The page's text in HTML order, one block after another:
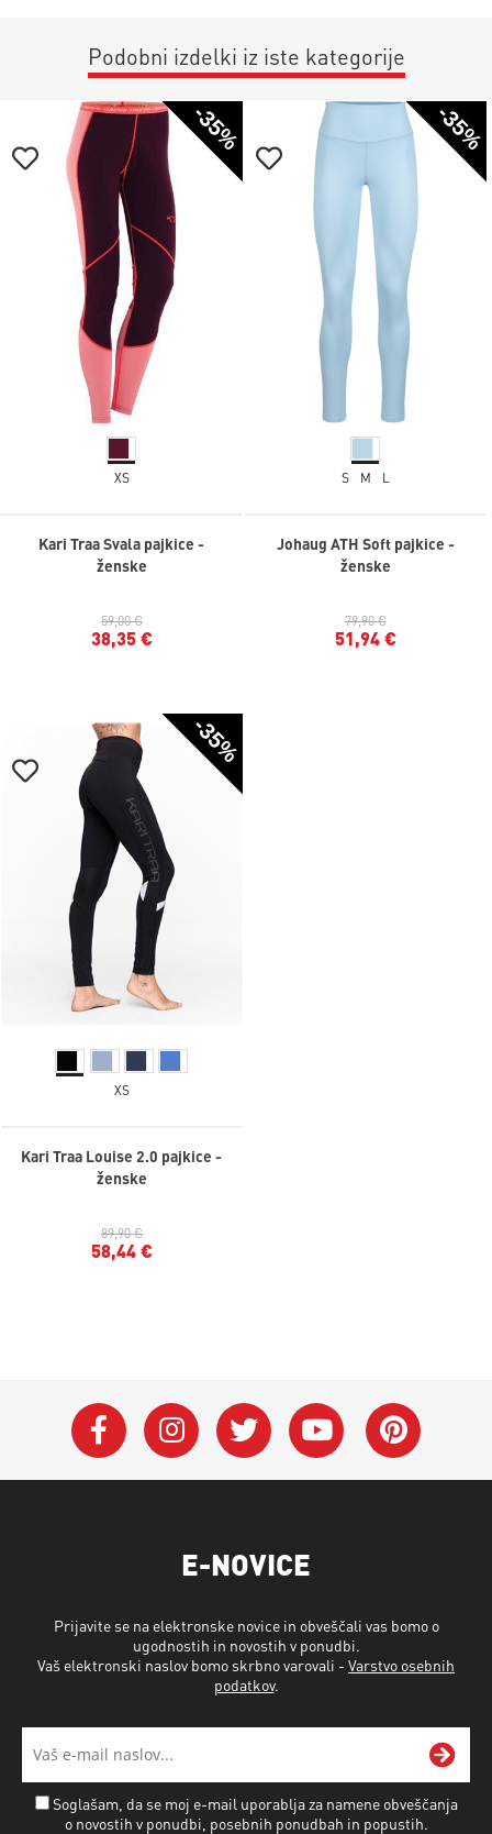
Podobni izdelki iz iste kategorije
-35%
XS
Kari Traa Svala pajkice -
ženske
59,00 €
38,35 €
-35%
S M L
Johaug ATH Soft pajkice -
ženske
79,90 €
51,94 €
-35%
XS
Kari Traa Louise 2.0 pajkice -
ženske
89,90 €
58,44 €
E-NOVICE
Prijavite se na elektronske novice in obveščali vas bomo o
ugodnostih in novostih v ponudbi.
Vaš elektronski naslov bomo skrbno varovali - Varstvo osebnih
podatkov.
Soglašam, da se moj e-mail uporablja za namene obveščanja
o novostih v ponudbi, posebnih ponudbah in popustih.